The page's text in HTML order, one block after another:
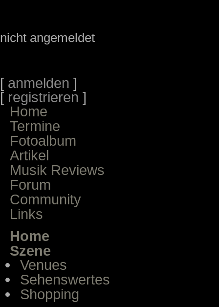
nicht angemeldet
[ anmelden ]
[ registrieren ]
Home
Termine
Fotoalbum
Artikel
Musik Reviews
Forum
Community
Links
Home
Szene
Venues
Sehenswertes
Shopping